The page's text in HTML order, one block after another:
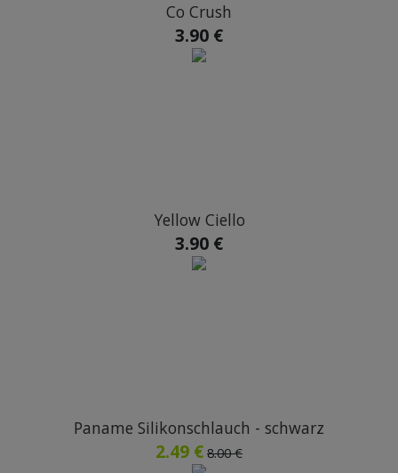
Co Crush
3.90 €
Yellow Ciello
3.90 €
Paname Silikonschlauch - schwarz
2.49 € 8.00 €